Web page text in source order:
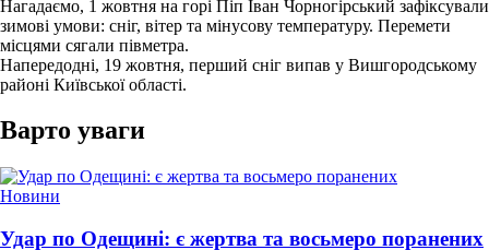
Нагадаємо, 1 жовтня на горі Піп Іван Чорногірський зафіксували
зимові умови: сніг, вітер та мінусову температуру. Перемети
місцями сягали півметра.
Напередодні, 19 жовтня, перший сніг випав у Вишгородському
районі Київської області.
Варто уваги
Опублікувати
Новини
Удар по Одещині: є жертва та восьмеро поранених